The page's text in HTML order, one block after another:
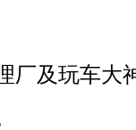
厂及玩车大